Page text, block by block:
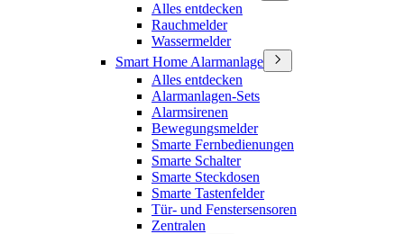
Alles entdecken
Rauchmelder
Wassermelder
Smart Home Alarmanlage
Alles entdecken
Alarmanlagen-Sets
Alarmsirenen
Bewegungsmelder
Smarte Fernbedienungen
Smarte Schalter
Smarte Steckdosen
Smarte Tastenfelder
Tür- und Fenstersensoren
Zentralen